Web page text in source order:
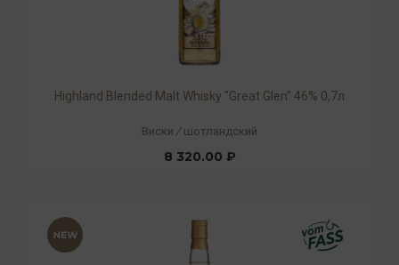
Highland Blended Malt Whisky "Great Glen" 46% 0,7л
Виски / шотландский
8 320.00 ₽